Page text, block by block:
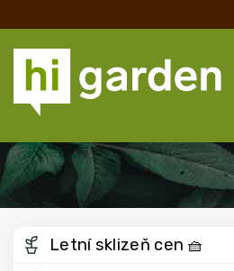
Letní sklizeň cen 🧺